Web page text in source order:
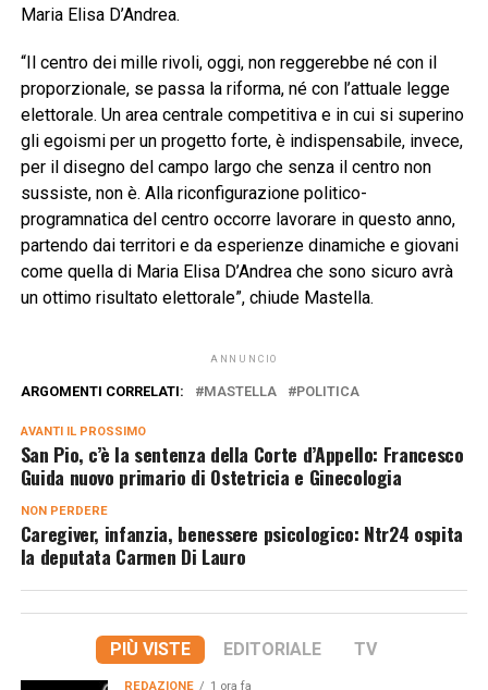
Maria Elisa D’Andrea.
“Il centro dei mille rivoli, oggi, non reggerebbe né con il
proporzionale, se passa la riforma, né con l’attuale legge
elettorale. Un area centrale competitiva e in cui si superino
gli egoismi per un progetto forte, è indispensabile, invece,
per il disegno del campo largo che senza il centro non
sussiste, non è. Alla riconfigurazione politico-
programnatica del centro occorre lavorare in questo anno,
partendo dai territori e da esperienze dinamiche e giovani
come quella di Maria Elisa D’Andrea che sono sicuro avrà
un ottimo risultato elettorale”, chiude Mastella.
ANNUNCIO
ARGOMENTI CORRELATI: MASTELLA POLITICA
AVANTI IL ​​PROSSIMO
San Pio, c’è la sentenza della Corte d’Appello: Francesco
Guida nuovo primario di Ostetricia e Ginecologia
NON PERDERE
Caregiver, infanzia, benessere psicologico: Ntr24 ospita
la deputata Carmen Di Lauro
PIÙ VISTE EDITORIALE TV
REDAZIONE 1 ora fa